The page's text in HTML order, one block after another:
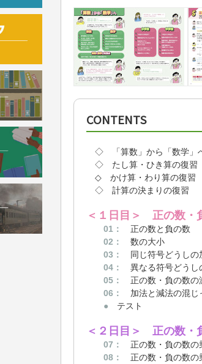
CONTENTS
◇ 「算数」から「数学」
◇ たし算・ひき算の復習
◇ かけ算・わり算の復習
◇ 計算の決まりの復習
＜１日目＞ 正の数・
01：
正の数と負の数
02：
数の大小
03：
同じ符号どうしの
04：
異なる符号どうし
05：
正の数・負の数の
06：
加法と減法の混じ
● テスト
＜２日目＞ 正の数・
07：
正の数・負の数の
08：
正の数・負の数の